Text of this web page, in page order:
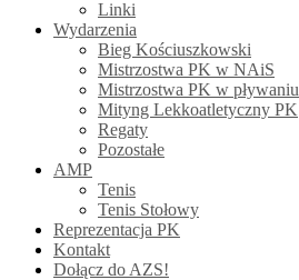
Linki
Wydarzenia
Bieg Kościuszkowski
Mistrzostwa PK w NAiS
Mistrzostwa PK w pływaniu
Mityng Lekkoatletyczny PK
Regaty
Pozostałe
AMP
Tenis
Tenis Stołowy
Reprezentacja PK
Kontakt
Dołącz do AZS!